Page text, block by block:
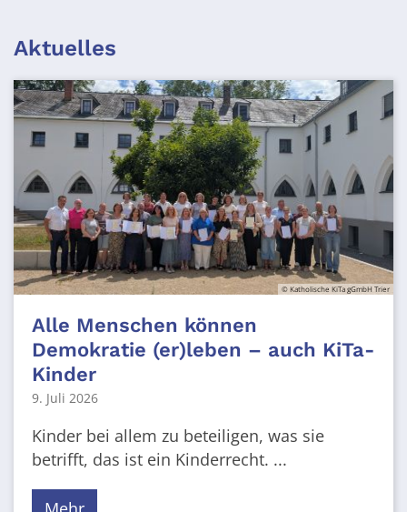
Aktuelles
© Katholische KiTa gGmbH Trier
Alle Menschen können
Demokratie (er)leben – auch KiTa-
Kinder
9. Juli 2026
Kinder bei allem zu beteiligen, was sie
betrifft, das ist ein Kinderrecht. ...